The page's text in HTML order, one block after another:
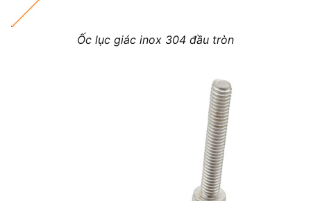
Ốc lục giác inox 304 đầu tròn